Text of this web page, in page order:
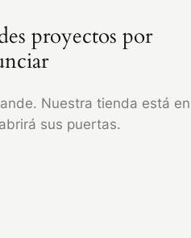
proyectos por
Nuestra tienda está en
sus puertas.